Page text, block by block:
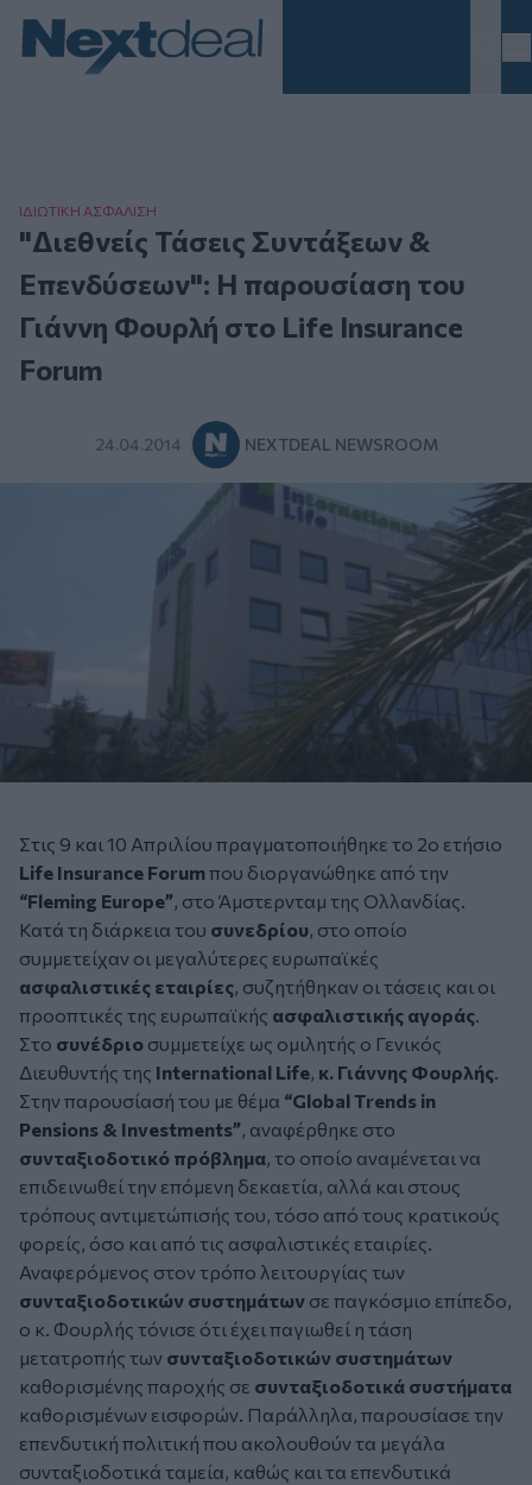
ΙΔΙΩΤΙΚΗ ΑΣΦAΛΙΣΗ
"Διεθνείς Τάσεις Συντάξεων &
Επενδύσεων": Η παρουσίαση του
Γιάννη Φουρλή στο Life Insurance
Forum
24.04.2014 NEXTDEAL NEWSROOM
Στις 9 και 10 Απριλίου πραγματοποιήθηκε το 2ο ετήσιο
Life Insurance Forumπου διοργανώθηκε από την
“Fleming Europe”, στο Άμστερνταμ της Ολλανδίας.
Κατά τη διάρκεια του συνεδρίου, στο οποίο
συμμετείχαν οι μεγαλύτερες ευρωπαϊκές
ασφαλιστικές εταιρίες, συζητήθηκαν οι τάσεις και οι
προοπτικές της ευρωπαϊκής ασφαλιστικής αγοράς.
Στο συνέδριο συμμετείχε ως ομιλητής ο Γενικός
Διευθυντής της International Life, κ. Γιάννης Φουρλής.
Στην παρουσίασή του με θέμα “Global Trends in
Pensions & Investments”, αναφέρθηκε στο
συνταξιοδοτικό πρόβλημα, το οποίο αναμένεται να
επιδεινωθεί την επόμενη δεκαετία, αλλά και στους
τρόπους αντιμετώπισής του, τόσο από τους κρατικούς
φορείς, όσο και από τις ασφαλιστικές εταιρίες.
Αναφερόμενος στον τρόπο λειτουργίας των
συνταξιοδοτικών συστημάτων σε παγκόσμιο επίπεδο,
ο κ. Φουρλής τόνισε ότι έχει παγιωθεί η τάση
μετατροπής των συνταξιοδοτικών συστημάτων
καθορισμένης παροχής σε συνταξιοδοτικά συστήματα
καθορισμένων εισφορών. Παράλληλα, παρουσίασε την
επενδυτική πολιτική που ακολουθούν τα μεγάλα
συνταξιοδοτικά ταμεία, καθώς και τα επενδυτικά